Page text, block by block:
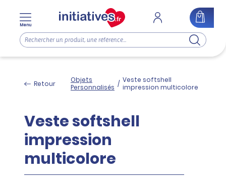
Menu
Retour
Objets
Personnalisés / Veste softshell
impression multicolore
Veste softshell
impression
multicolore